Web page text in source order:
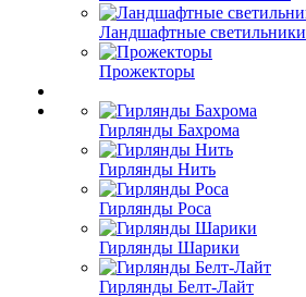
Ландшафтные светильники
Прожекторы
Гирлянды Бахрома
Гирлянды Нить
Гирлянды Роса
Гирлянды Шарики
Гирлянды Белт-Лайт